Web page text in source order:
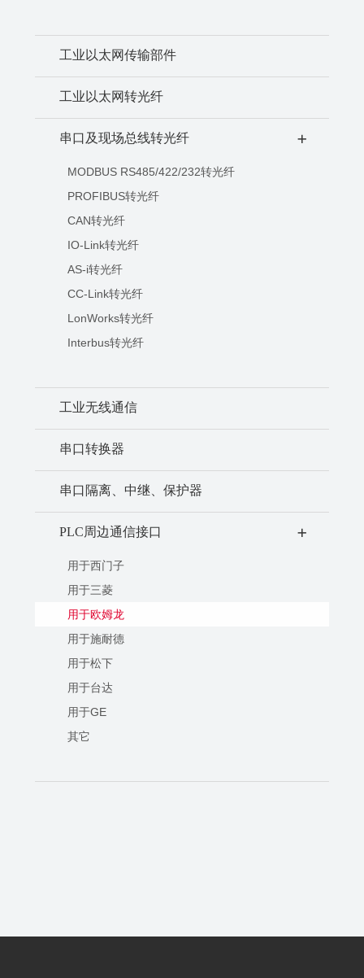
工业以太网传输部件
工业以太网转光纤
串口及现场总线转光纤 +
MODBUS RS485/422/232转光纤
PROFIBUS转光纤
CAN转光纤
IO-Link转光纤
AS-i转光纤
CC-Link转光纤
LonWorks转光纤
Interbus转光纤
工业无线通信
串口转换器
串口隔离、中继、保护器
PLC周边通信接口 +
用于西门子
用于三菱
用于欧姆龙
用于施耐德
用于松下
用于台达
用于GE
其它